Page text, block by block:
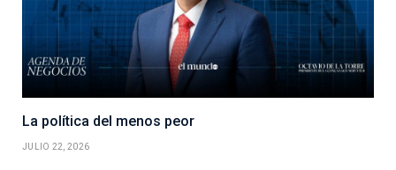
La política del menos peor
JULIO 22, 2026